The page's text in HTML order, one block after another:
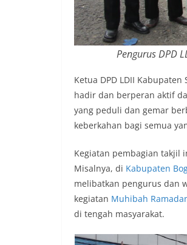
Pengurus DPD
Ketua DPD LDII
hadir dan berperan aktif
yang peduli dan gemar
keberkahan bagi semua
Kegiatan pembagian takjil
Misalnya, di Kabupaten
melibatkan pengurus dan
kegiatan Muhibah
di tengah masyarakat.